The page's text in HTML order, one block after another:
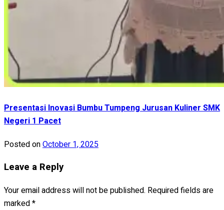
Presentasi Inovasi Bumbu Tumpeng Jurusan Kuliner SMK
Negeri 1 Pacet
Posted onOctober 1, 2025
Leave a Reply
Your email address will not be published. Required fields are
marked*